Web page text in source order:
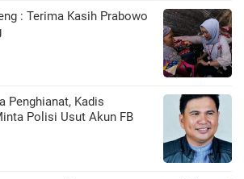
: Terima Kasih Prabowo
Penghianat, Kadis
Polisi Usut Akun FB